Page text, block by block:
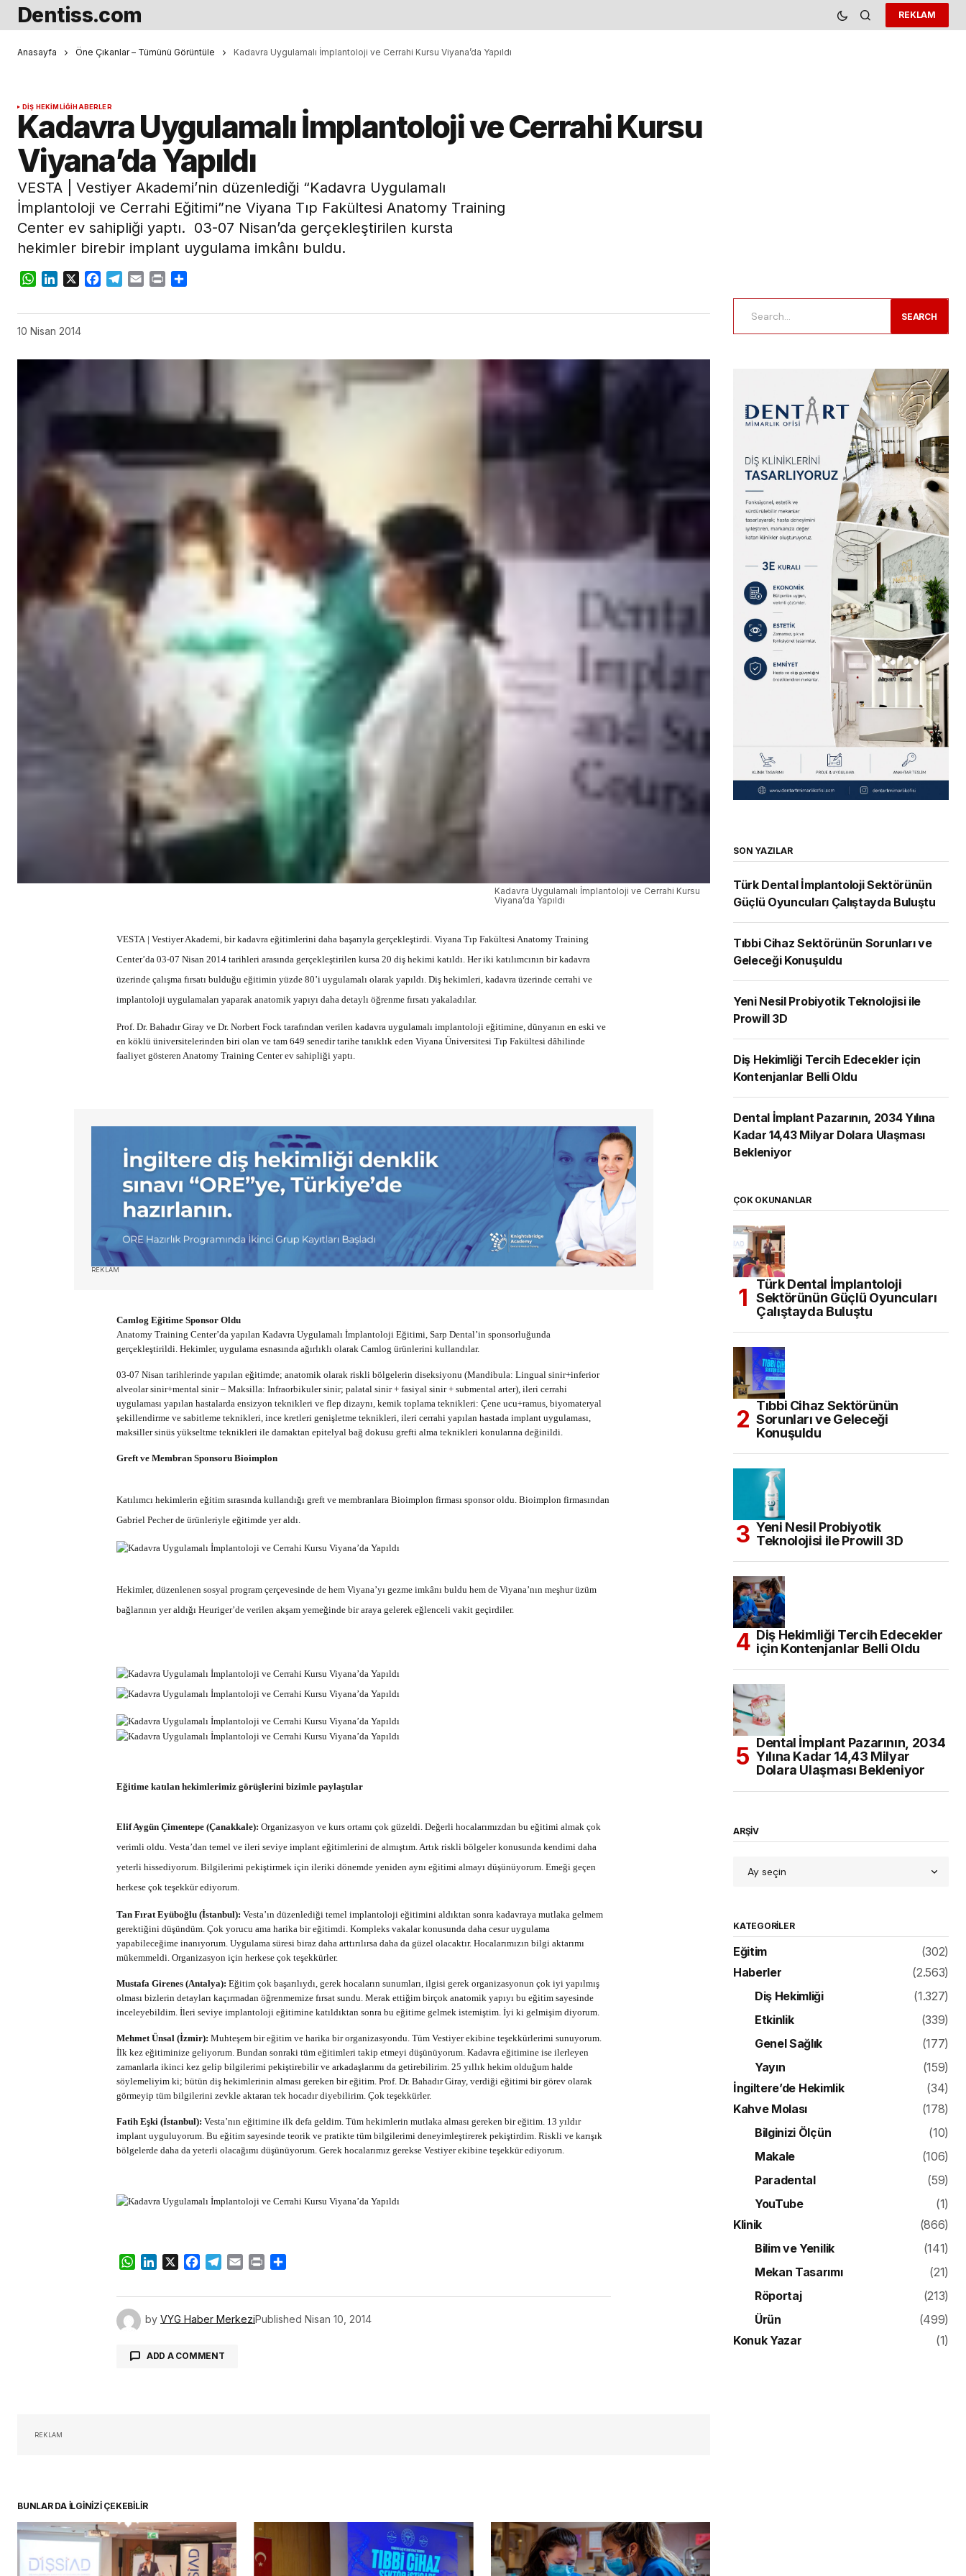
Dentiss.com REKLAM
Anasayfa Öne Çıkanlar – Tümünü Görüntüle Kadavra Uygulamalı İmplantoloji ve Cerrahi Kursu Viyana’da Yapıldı
DIŞ HEKIMLIĞIHABERLER
Kadavra Uygulamalı İmplantoloji ve Cerrahi Kursu
Viyana’da Yapıldı
VESTA | Vestiyer Akademi’nin düzenlediği “Kadavra Uygulamalı
İmplantoloji ve Cerrahi Eğitimi”ne Viyana Tıp Fakültesi Anatomy Training
Center ev sahipliği yaptı. 03-07 Nisan’da gerçekleştirilen kursta
hekimler birebir implant uygulama imkânı buldu.
WhatsApp
LinkedIn
X Facebook
Telegram
Email Print
10 Nisan 2014
Kadavra Uygulamalı İmplantoloji ve Cerrahi Kursu
Viyana’da Yapıldı
VESTA | Vestiyer Akademi, bir kadavra eğitimlerini daha başarıyla gerçekleştirdi. Viyana Tıp Fakültesi Anatomy Training
Center’da 03-07 Nisan 2014 tarihleri arasında gerçekleştirilen kursa 20 diş hekimi katıldı. Her iki katılımcının bir kadavra
üzerinde çalışma fırsatı bulduğu eğitimin yüzde 80’i uygulamalı olarak yapıldı. Diş hekimleri, kadavra üzerinde cerrahi ve
implantoloji uygulamaları yaparak anatomik yapıyı daha detaylı öğrenme fırsatı yakaladılar.
Prof. Dr. Bahadır Giray ve Dr. Norbert Fock tarafından verilen kadavra uygulamalı implantoloji eğitimine, dünyanın en eski ve
en köklü üniversitelerinden biri olan ve tam 649 senedir tarihe tanıklık eden Viyana Üniversitesi Tıp Fakültesi dâhilinde
faaliyet gösteren Anatomy Training Center ev sahipliği yaptı.
REKLAM
Camlog Eğitime Sponsor Oldu
Anatomy Training Center’da yapılan Kadavra Uygulamalı İmplantoloji Eğitimi, Sarp Dental’in sponsorluğunda
gerçekleştirildi. Hekimler, uygulama esnasında ağırlıklı olarak Camlog ürünlerini kullandılar.
03-07 Nisan tarihlerinde yapılan eğitimde; anatomik olarak riskli bölgelerin diseksiyonu (Mandibula: Lingual sinir+inferior
alveolar sinir+mental sinir – Maksilla: Infraorbikuler sinir; palatal sinir + fasiyal sinir + submental arter), ileri cerrahi
uygulaması yapılan hastalarda ensizyon teknikleri ve flep dizaynı, kemik toplama teknikleri: Çene ucu+ramus, biyomateryal
şekillendirme ve sabitleme teknikleri, ince kretleri genişletme teknikleri, ileri cerrahi yapılan hastada implant uygulaması,
maksiller sinüs yükseltme teknikleri ile damaktan epitelyal bağ dokusu grefti alma teknikleri konularına değinildi.
Greft ve Membran Sponsoru Bioimplon
Katılımcı hekimlerin eğitim sırasında kullandığı greft ve membranlara Bioimplon firması sponsor oldu. Bioimplon firmasından
Gabriel Pecher de ürünleriyle eğitimde yer aldı.
Hekimler, düzenlenen sosyal program çerçevesinde de hem Viyana’yı gezme imkânı buldu hem de Viyana’nın meşhur üzüm
bağlarının yer aldığı Heuriger’de verilen akşam yemeğinde bir araya gelerek eğlenceli vakit geçirdiler.
Eğitime katılan hekimlerimiz görüşlerini bizimle paylaştılar
Elif Aygün Çimentepe (Çanakkale): Organizasyon ve kurs ortamı çok güzeldi. Değerli hocalarımızdan bu eğitimi almak çok
verimli oldu. Vesta’dan temel ve ileri seviye implant eğitimlerini de almıştım. Artık riskli bölgeler konusunda kendimi daha
yeterli hissediyorum. Bilgilerimi pekiştirmek için ileriki dönemde yeniden aynı eğitimi almayı düşünüyorum. Emeği geçen
herkese çok teşekkür ediyorum.
Tan Fırat Eyüboğlu (İstanbul): Vesta’ın düzenlediği temel implantoloji eğitimini aldıktan sonra kadavraya mutlaka gelmem
gerektiğini düşündüm. Çok yorucu ama harika bir eğitimdi. Kompleks vakalar konusunda daha cesur uygulama
yapabileceğime inanıyorum. Uygulama süresi biraz daha arttırılırsa daha da güzel olacaktır. Hocalarımızın bilgi aktarımı
mükemmeldi. Organizasyon için herkese çok teşekkürler.
Mustafa Girenes (Antalya): Eğitim çok başarılıydı, gerek hocaların sunumları, ilgisi gerek organizasyonun çok iyi yapılmış
olması bizlerin detayları kaçırmadan öğrenmemize fırsat sundu. Merak ettiğim birçok anatomik yapıyı bu eğitim sayesinde
inceleyebildim. İleri seviye implantoloji eğitimine katıldıktan sonra bu eğitime gelmek istemiştim. İyi ki gelmişim diyorum.
Mehmet Ünsal (İzmir): Muhteşem bir eğitim ve harika bir organizasyondu. Tüm Vestiyer ekibine teşekkürlerimi sunuyorum.
İlk kez eğitiminize geliyorum. Bundan sonraki tüm eğitimleri takip etmeyi düşünüyorum. Kadavra eğitimine ise ilerleyen
zamanlarla ikinci kez gelip bilgilerimi pekiştirebilir ve arkadaşlarımı da getirebilirim. 25 yıllık hekim olduğum halde
söylemeliyim ki; bütün diş hekimlerinin alması gereken bir eğitim. Prof. Dr. Bahadır Giray, verdiği eğitimi bir görev olarak
görmeyip tüm bilgilerini zevkle aktaran tek hocadır diyebilirim. Çok teşekkürler.
Fatih Eşki (İstanbul): Vesta’nın eğitimine ilk defa geldim. Tüm hekimlerin mutlaka alması gereken bir eğitim. 13 yıldır
implant uyguluyorum. Bu eğitim sayesinde teorik ve pratikte tüm bilgilerimi deneyimleştirerek pekiştirdim. Riskli ve karışık
bölgelerde daha da yeterli olacağımı düşünüyorum. Gerek hocalarımız gerekse Vestiyer ekibine teşekkür ediyorum.
WhatsApp
LinkedIn
X Facebook
Telegram
Email Print
by VYG Haber MerkeziPublished Nisan 10, 2014
ADD A COMMENT
REKLAM
BUNLAR DA İLGİNİZİ ÇEKEBİLİR
SEARCH
SON YAZILAR
Türk Dental İmplantoloji Sektörünün
Güçlü Oyuncuları Çalıştayda Buluştu
Tıbbi Cihaz Sektörünün Sorunları ve
Geleceği Konuşuldu
Yeni Nesil Probiyotik Teknolojisi ile
Prowill 3D
Diş Hekimliği Tercih Edecekler için
Kontenjanlar Belli Oldu
Dental İmplant Pazarının, 2034 Yılına
Kadar 14,43 Milyar Dolara Ulaşması
Bekleniyor
ÇOK OKUNANLAR
Türk Dental İmplantoloji
Sektörünün Güçlü Oyuncuları
Çalıştayda Buluştu
Tıbbi Cihaz Sektörünün
Sorunları ve Geleceği
Konuşuldu
Yeni Nesil Probiyotik
Teknolojisi ile Prowill 3D
Diş Hekimliği Tercih Edecekler
için Kontenjanlar Belli Oldu
Dental İmplant Pazarının, 2034
Yılına Kadar 14,43 Milyar
Dolara Ulaşması Bekleniyor
ARŞİV
KATEGORILER
Eğitim
(302)
Haberler
(2.563)
Diş Hekimliği
(1.327)
Etkinlik
(339)
Genel Sağlık
(177)
Yayın
(159)
İngiltere’de Hekimlik
(34)
Kahve Molası
(178)
Bilginizi Ölçün
(10)
Makale
(106)
Paradental
(59)
YouTube
(1)
Klinik
(866)
Bilim ve Yenilik
(141)
Mekan Tasarımı
(21)
Röportaj
(213)
Ürün
(499)
Konuk Yazar
(1)